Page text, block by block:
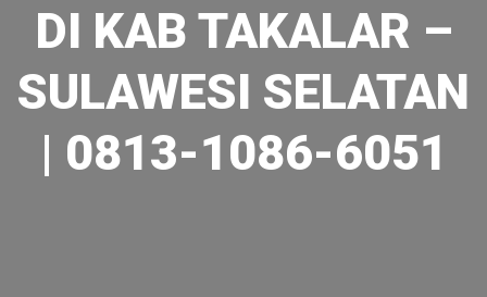
DI KAB TAKALAR –
SULAWESI SELATAN
| 0813-1086-6051